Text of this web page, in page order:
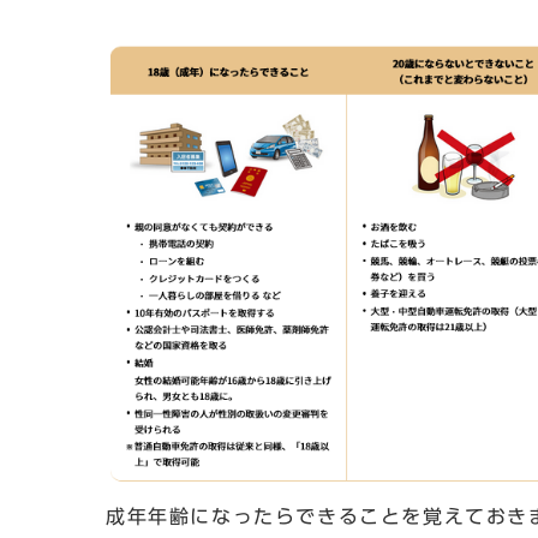
成年年齢になったらできることを覚えておき